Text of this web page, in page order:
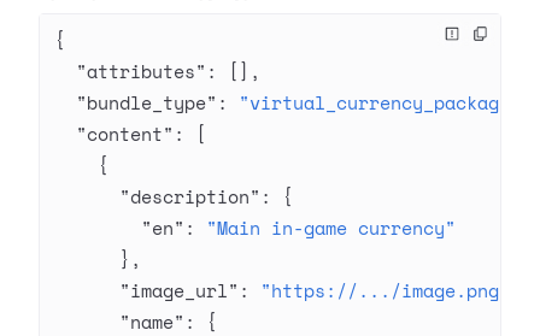
{
  "attributes"
: [],
  "bundle_type"
: "virtual_currency_package"
  "content"
: [
    {
      "description"
: {
        "en"
: "Main in-game currency"
      },
      "image_url"
: "https://.../image.png"
      "name"
: {